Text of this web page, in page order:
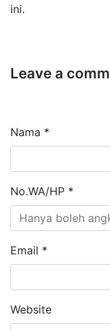
ini.
Leave a
Nama *
No.WA/HP *
Email *
Website